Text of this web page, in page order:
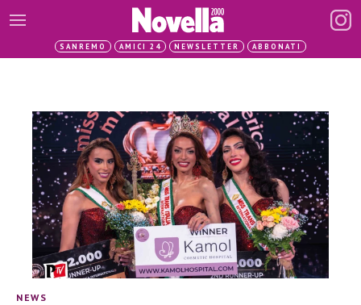
SANREMO AMICI 24 NEWSLETTER ABBONATI
NEWS